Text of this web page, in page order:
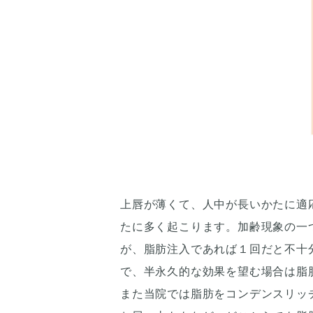
上唇が薄くて、人中が長いかたに
たに多く起こります。加齢現象の
が、脂肪注入であれば１回だと不
で、半永久的な効果を望む場合は脂
また当院では脂肪をコンデンスリ